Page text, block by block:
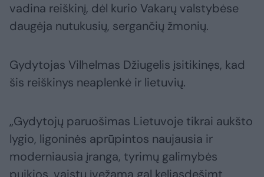
vadina reiškinį, dėl kurio Vakarų valstybėse
daugėja nutukusių, sergančių žmonių.
Gydytojas Vilhelmas Džiugelis įsitikinęs, kad
šis reiškinys neaplenkė ir lietuvių.
„Gydytojų paruošimas Lietuvoje tikrai aukšto
lygio, ligoninės aprūpintos naujausia ir
moderniausia įranga, tyrimų galimybės